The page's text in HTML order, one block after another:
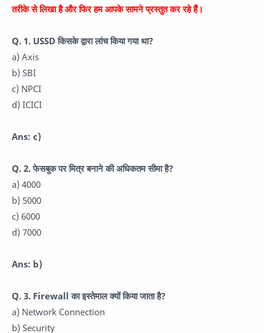
तरीके से लिखा है और फिर हम आपके सामने प्रस्तुत कर रहे हैं।
Q. 1. USSD किसके द्वारा लांच किया गया था?
a) Axis
b) SBI
c) NPCI
d) ICICI
Ans: c)
Q. 2. फेसबुक पर मित्र बनाने की अधिकतम सीमा है?
a) 4000
b) 5000
c) 6000
d) 7000
Ans: b)
Q. 3. Firewall का इस्तेमाल क्यों किया जाता है?
a) Network Connection
b) Security